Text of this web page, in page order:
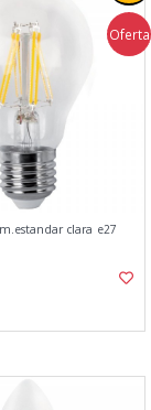
Oferta
clara e27